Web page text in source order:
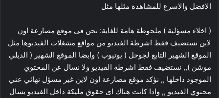
الافضل والاسرع للمشاهدة مثلها مثل
( اخلاء مسؤلية ) ملحوظة هامة للغاية: نحن فى موقع مصارعة اون
لاين نستضيف فقط اشرطة الفيديو من مواقع مشغلات الفيديوها مثل
الموقع الشهير التابع لجوجل ( يوتيوب ) وايضا الموقع الشهير ( الديلي
موشن ),, نستضيف فقط اشرطة الفيديو ولا نسال عن المحتوي
الموجود داخلها ,, نؤكد موقع مصارعة اون لاين غير مسؤل نهائي عني
محتوي الفيديو ,, واذا كانت هناك اى حقوق مليكة داخل الفيديو يسال